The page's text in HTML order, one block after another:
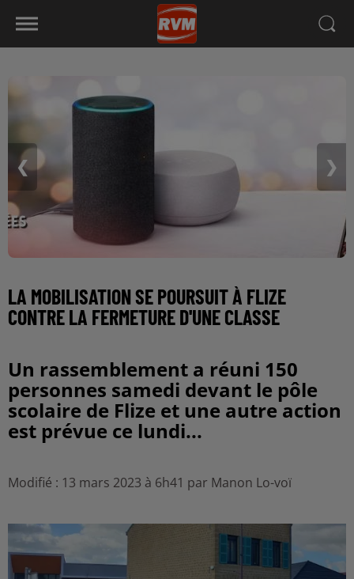
❮ ❯
LA MOBILISATION SE POURSUIT À FLIZE
CONTRE LA FERMETURE D'UNE CLASSE
Un rassemblement a réuni 150
personnes samedi devant le pôle
scolaire de Flize et une autre action
est prévue ce lundi...
Modifié : 13 mars 2023 à 6h41 par Manon Lo-voï